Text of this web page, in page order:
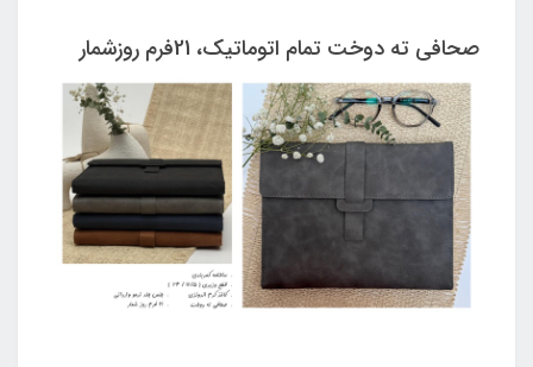
صحافی ته دوخت تمام اتوماتیک، 21فرم روزشمار